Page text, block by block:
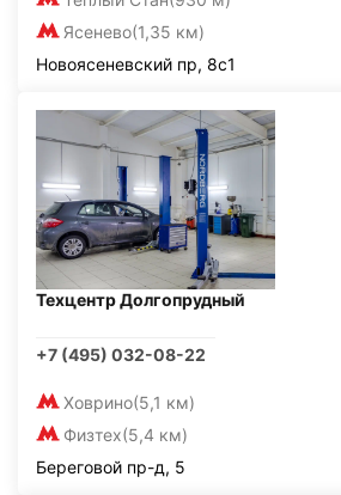
Ясенево(1,35 км)
Новоясеневский пр, 8с1
Техцентр Долгопрудный
+7 (495) 032-08-22
Ховрино(5,1 км)
Физтех(5,4 км)
Береговой пр-д, 5